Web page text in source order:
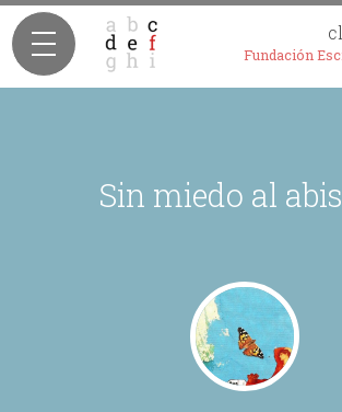
Fundación
Sin miedo al